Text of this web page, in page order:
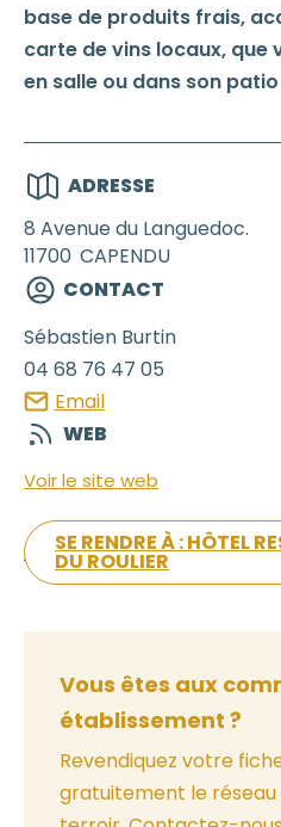
base de produits frais,
carte de vins locaux, que
en salle ou dans son
ADRESSE
8 Avenue du Languedoc.
11700 CAPENDU
CONTACT
Sébastien Burtin
04 68 76 47 05
Email
WEB
Voir le site web
SE RENDRE À : HÔTEL
DU ROULIER
Vous êtes aux
établissement ?
Revendiquez votre
gratuitement le réseau